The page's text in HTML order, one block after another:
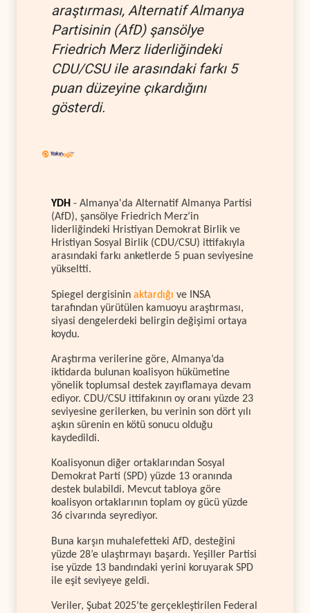
araştırması, Alternatif Almanya
Partisinin (AfD) şansölye
Friedrich Merz liderliğindeki
CDU/CSU ile arasındaki farkı 5
puan düzeyine çıkardığını
gösterdi.
YDH - Almanya'da Alternatif Almanya Partisi
(AfD), şansölye Friedrich Merz’in
liderliğindeki Hristiyan Demokrat Birlik ve
Hristiyan Sosyal Birlik (CDU/CSU) ittifakıyla
arasındaki farkı anketlerde 5 puan seviyesine
yükseltti.
Spiegel dergisinin aktardığı ve INSA
tarafından yürütülen kamuoyu araştırması,
siyasi dengelerdeki belirgin değişimi ortaya
koydu.
Araştırma verilerine göre, Almanya’da
iktidarda bulunan koalisyon hükümetine
yönelik toplumsal destek zayıflamaya devam
ediyor. CDU/CSU ittifakının oy oranı yüzde 23
seviyesine gerilerken, bu verinin son dört yılı
aşkın sürenin en kötü sonucu olduğu
kaydedildi.
Koalisyonun diğer ortaklarından Sosyal
Demokrat Parti (SPD) yüzde 13 oranında
destek bulabildi. Mevcut tabloya göre
koalisyon ortaklarının toplam oy gücü yüzde
36 civarında seyrediyor.
Buna karşın muhalefetteki AfD, desteğini
yüzde 28’e ulaştırmayı başardı. Yeşiller Partisi
ise yüzde 13 bandındaki yerini koruyarak SPD
ile eşit seviyeye geldi.
Veriler, Şubat 2025’te gerçekleştirilen Federal